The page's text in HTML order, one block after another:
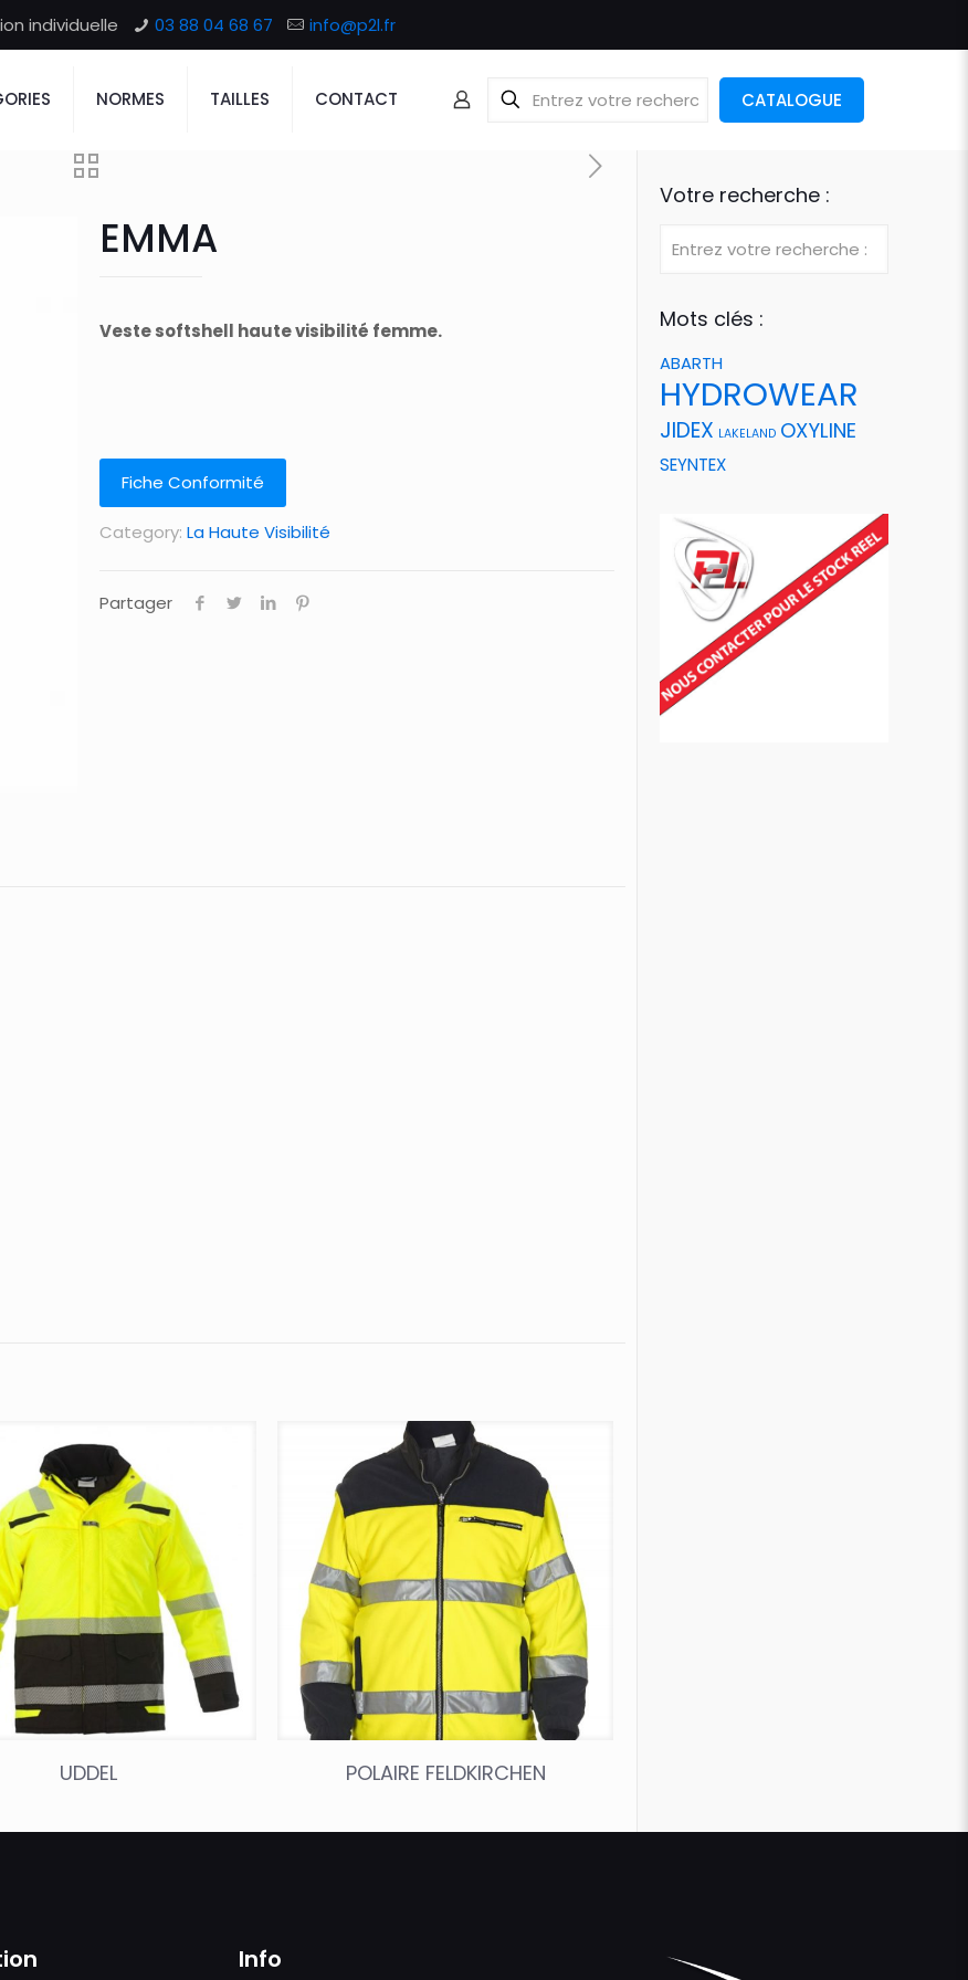
individuelle 03 88 04 68 67 info@p2l.fr
NORMES TAILLES CONTACT CATALOGUE
EMMA
Veste softshell haute visibilité femme.
Fiche Conformité
Category: La Haute Visibilité
Partager
UDDEL POLAIRE FELDKIRCHEN
Votre recherche :
Mots clés :
ABARTH
HYDROWEAR
JIDEX LAKELAND OXYLINE
SEYNTEX
Info